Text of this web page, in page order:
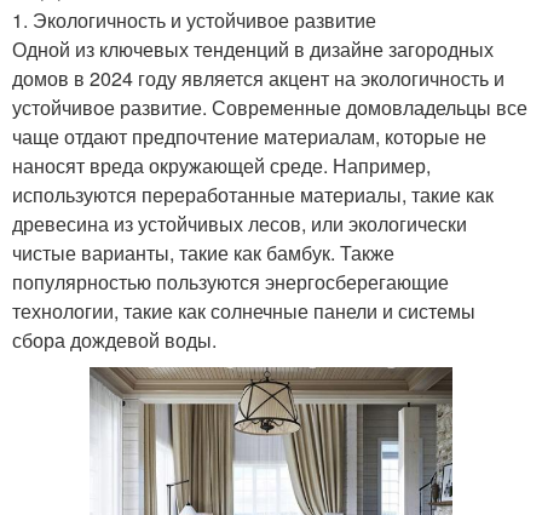
1. Экологичность и устойчивое развитие
Одной из ключевых тенденций в дизайне загородных
домов в 2024 году является акцент на экологичность и
устойчивое развитие. Современные домовладельцы все
чаще отдают предпочтение материалам, которые не
наносят вреда окружающей среде. Например,
используются переработанные материалы, такие как
древесина из устойчивых лесов, или экологически
чистые варианты, такие как бамбук. Также
популярностью пользуются энергосберегающие
технологии, такие как солнечные панели и системы
сбора дождевой воды.